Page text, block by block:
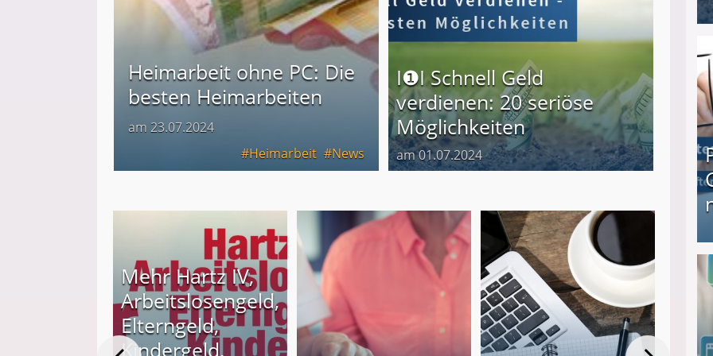
Heimarbeit ohne PC: Die
besten Heimarbeiten
am 23.07.2024
Heimarbeit
News
I❶I Schnell Geld
verdienen: 20 seriöse
Möglichkeiten
am 01.07.2024
Mehr Hartz IV,
Arbeitslosengeld,
Elterngeld,
Kindergeld,
I❶I Schnell Geld verdienen: 20 seriöse
Produkttester werden und Geld verdienen ↻